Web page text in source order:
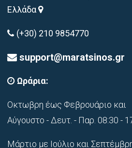
Ελλάδα
(+30) 210 9854770
support@maratsinos.gr
Ωράρια:
Οκτωβρη έως Φεβρουάριο και
Αύγουστο - Δευτ. - Παρ. 08:30 -
Μάρτιο με Ιούλιο και